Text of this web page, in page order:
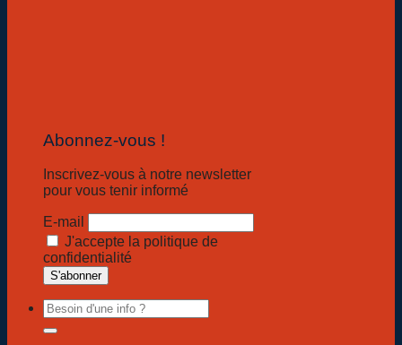
Abonnez-vous !
Inscrivez-vous à notre newsletter
pour vous tenir informé
E-mail
J'accepte la politique de
confidentialité